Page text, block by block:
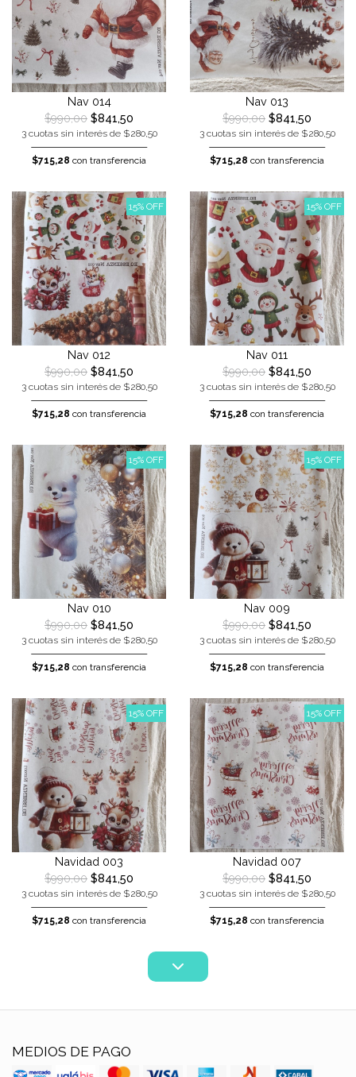
Nav 014
$990,00 $841,50
3 cuotas sin interés de $280,50
$715,28 con transferencia
Nav 013
$990,00 $841,50
3 cuotas sin interés de $280,50
$715,28 con transferencia
15% OFF
Nav 012
$990,00 $841,50
3 cuotas sin interés de $280,50
$715,28 con transferencia
15% OFF
Nav 011
$990,00 $841,50
3 cuotas sin interés de $280,50
$715,28 con transferencia
15% OFF
Nav 010
$990,00 $841,50
3 cuotas sin interés de $280,50
$715,28 con transferencia
15% OFF
Nav 009
$990,00 $841,50
3 cuotas sin interés de $280,50
$715,28 con transferencia
15% OFF
Navidad 003
$990,00 $841,50
3 cuotas sin interés de $280,50
$715,28 con transferencia
15% OFF
Navidad 007
$990,00 $841,50
3 cuotas sin interés de $280,50
$715,28 con transferencia
MEDIOS DE PAGO